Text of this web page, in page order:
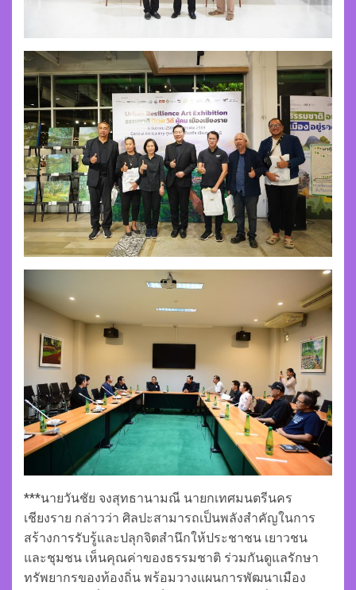
***นายวันชัย จงสุทธานามณี นายกเทศมนตรีนคร
เชียงราย กล่าวว่า ศิลปะสามารถเป็นพลังสำคัญในการ
สร้างการรับรู้และปลุกจิตสำนึกให้ประชาชน เยาวชน
และชุมชน เห็นคุณค่าของธรรมชาติ ร่วมกันดูแลรักษา
ทรัพยากรของท้องถิ่น พร้อมวางแผนการพัฒนาเมือง